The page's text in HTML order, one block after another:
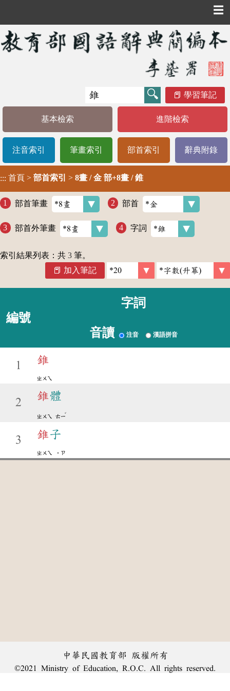
☰
學習筆記
基本檢索 進階檢索
注音索引 筆畫索引 部首索引 辭典附錄
::: 首頁 > 部首索引 > 8畫 / 金 部+8畫 / 錐
部首筆畫 部首
部首外筆畫 字詞
索引結果列表：共 3 筆。
加入筆記
編號
字詞
音讀 注音 漢語拼音
1 錐
ㄓㄨㄟ
2
錐體
ㄓㄨㄟ ㄊㄧ
ˇ
3 錐子
ㄓㄨㄟ ˙ㄗ
中華民國教育部 版權所有
©2021 Ministry of Education, R.O.C. All rights reserved.